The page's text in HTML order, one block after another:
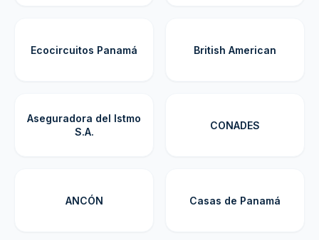
Ecocircuitos Panamá British American
Aseguradora del Istmo
S.A.
CONADES
ANCÓN Casas de Panamá